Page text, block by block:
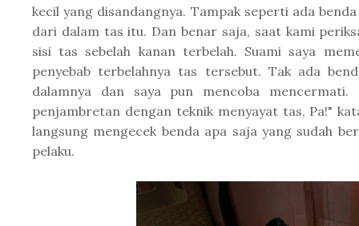
kecil yang disandangnya. Tampak seperti ada
dari dalam tas itu. Dan benar saja, saat kami
sisi tas sebelah kanan terbelah. Suami saya
penyebab terbelahnya tas tersebut. Tak ada
dalamnya dan saya pun mencoba
penjambretan dengan teknik menyayat tas, Pa!"
langsung mengecek benda apa saja yang sudah
pelaku.